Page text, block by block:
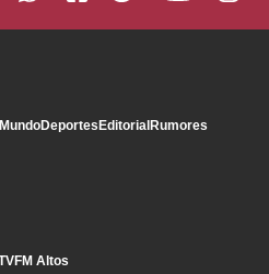
MundoDeportesEditorialRumores
FM Altos